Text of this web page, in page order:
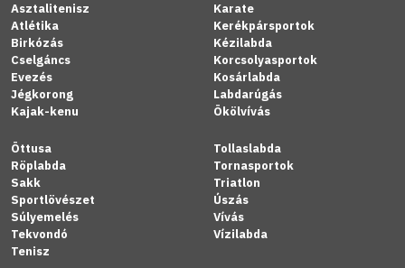
Asztalitenisz
Atlétika
Birkózás
Cselgáncs
Evezés
Jégkorong
Kajak-kenu
Karate
Kerékpársportok
Kézilabda
Korcsolyasportok
Kosárlabda
Labdarúgás
Ökölvívás
Öttusa
Röplabda
Sakk
Sportlövészet
Súlyemelés
Tekvondó
Tenisz
Tollaslabda
Tornasportok
Triatlon
Úszás
Vívás
Vízilabda